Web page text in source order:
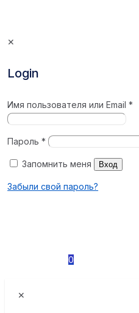
✕
Login
Имя пользователя или Email*
Пароль*
Запомнить меня Вход
Забыли свой пароль?
0
✕